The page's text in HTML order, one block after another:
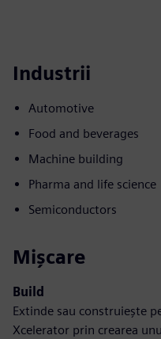
Industrii
Automotive
Food and beverages
Machine building
Pharma and life science
Semiconductors
Mișcare
Build
Extinde sau construiește
Xcelerator prin crearea